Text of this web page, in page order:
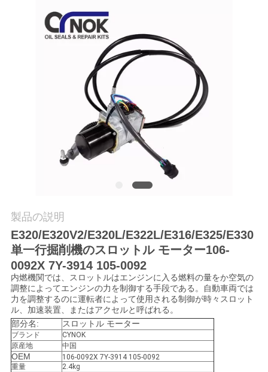
達
に
連
絡
し
な
さ
製品の説明
E320/E320V2/E320L/E322L/E316/E325/E330
単一行掘削機のスロットル モーター106-
0092X 7Y-3914 105-0092
内燃機関では、スロットルはエンジンに入る燃料の量をか空気の
調整によってエンジンの力を制御する手段である。自動車両では
力を調整するのに運転者によって使用される制御が時々スロット
ル、加速装置、またはアクセルと呼ばれる。
部分名:
スロットル モーター
ブランド
CYNOK
原産地
中国
OEM
106-0092X 7Y-3914 105-0092
重量
2.4kg